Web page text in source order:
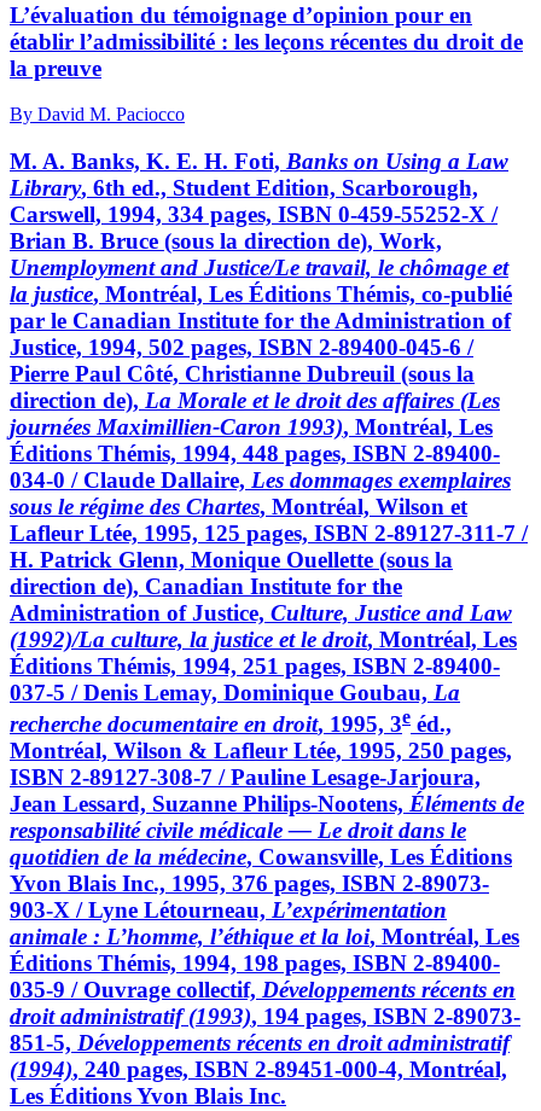
L’évaluation du témoignage d’opinion pour en
établir l’admissibilité : les leçons récentes du droit de
la preuve
By David M. Paciocco
M. A. Banks, K. E. H. Foti, Banks on Using a Law
Library, 6th ed., Student Edition, Scarborough,
Carswell, 1994, 334 pages, ISBN 0-459-55252-X /
Brian B. Bruce (sous la direction de), Work,
Unemployment and Justice/Le travail, le chômage et
la justice, Montréal, Les Éditions Thémis, co-publié
par le Canadian Institute for the Administration of
Justice, 1994, 502 pages, ISBN 2-89400-045-6 /
Pierre Paul Côté, Christianne Dubreuil (sous la
direction de), La Morale et le droit des affaires (Les
journées Maximillien-Caron 1993), Montréal, Les
Éditions Thémis, 1994, 448 pages, ISBN 2-89400-
034-0 / Claude Dallaire, Les dommages exemplaires
sous le régime des Chartes, Montréal, Wilson et
Lafleur Ltée, 1995, 125 pages, ISBN 2-89127-311-7 /
H. Patrick Glenn, Monique Ouellette (sous la
direction de), Canadian Institute for the
Administration of Justice, Culture, Justice and Law
(1992)/La culture, la justice et le droit, Montréal, Les
Éditions Thémis, 1994, 251 pages, ISBN 2-89400-
037-5 / Denis Lemay, Dominique Goubau, La
recherche documentaire en droit, 1995, 3e éd.,
Montréal, Wilson & Lafleur Ltée, 1995, 250 pages,
ISBN 2-89127-308-7 / Pauline Lesage-Jarjoura,
Jean Lessard, Suzanne Philips-Nootens, Éléments de
responsabilité civile médicale — Le droit dans le
quotidien de la médecine, Cowansville, Les Éditions
Yvon Blais Inc., 1995, 376 pages, ISBN 2-89073-
903-X / Lyne Létourneau, L’expérimentation
animale : L’homme, l’éthique et la loi, Montréal, Les
Éditions Thémis, 1994, 198 pages, ISBN 2-89400-
035-9 / Ouvrage collectif, Développements récents en
droit administratif (1993), 194 pages, ISBN 2-89073-
851-5, Développements récents en droit administratif
(1994), 240 pages, ISBN 2-89451-000-4, Montréal,
Les Éditions Yvon Blais Inc.